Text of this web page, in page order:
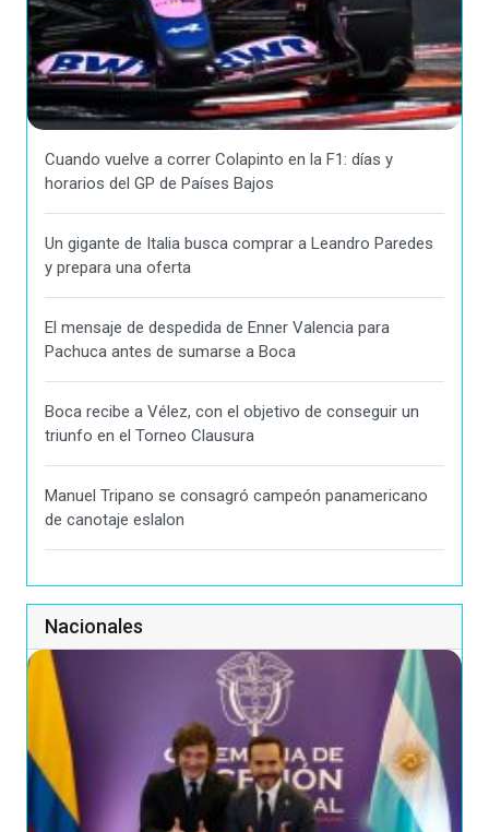
Cuando vuelve a correr Colapinto en la F1: días y
horarios del GP de Países Bajos
Un gigante de Italia busca comprar a Leandro Paredes
y prepara una oferta
El mensaje de despedida de Enner Valencia para
Pachuca antes de sumarse a Boca
Boca recibe a Vélez, con el objetivo de conseguir un
triunfo en el Torneo Clausura
Manuel Tripano se consagró campeón panamericano
de canotaje eslalon
Nacionales